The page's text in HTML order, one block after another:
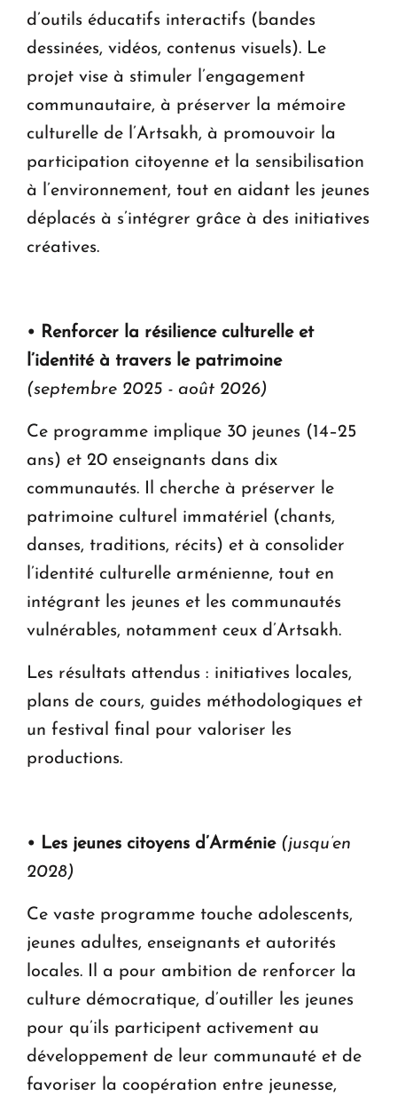
d’outils éducatifs interactifs (bandes
dessinées, vidéos, contenus visuels). Le
projet vise à stimuler l’engagement
communautaire, à préserver la mémoire
culturelle de l’Artsakh, à promouvoir la
participation citoyenne et la sensibilisation
à l’environnement, tout en aidant les jeunes
déplacés à s’intégrer grâce à des initiatives
créatives.
• Renforcer la résilience culturelle et
l’identité à travers le patrimoine
(septembre 2025 - août 2026)
Ce programme implique 30 jeunes (14–25
ans) et 20 enseignants dans dix
communautés. Il cherche à préserver le
patrimoine culturel immatériel (chants,
danses, traditions, récits) et à consolider
l’identité culturelle arménienne, tout en
intégrant les jeunes et les communautés
vulnérables, notamment ceux d’Artsakh.
Les résultats attendus : initiatives locales,
plans de cours, guides méthodologiques et
un festival final pour valoriser les
productions.
• Les jeunes citoyens d’Arménie (jusqu’en
2028)
Ce vaste programme touche adolescents,
jeunes adultes, enseignants et autorités
locales. Il a pour ambition de renforcer la
culture démocratique, d’outiller les jeunes
pour qu’ils participent activement au
développement de leur communauté et de
favoriser la coopération entre jeunesse,